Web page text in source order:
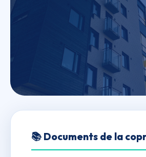
7 AVENUE DE LA
📚 Documents de la